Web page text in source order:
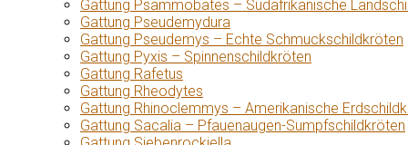
Gattung Psammobates – Südafrikanische
Gattung Pseudemydura
Gattung Pseudemys – Echte Schmuckschildkröten
Gattung Pyxis – Spinnenschildkröten
Gattung Rafetus
Gattung Rheodytes
Gattung Rhinoclemmys – Amerikanische
Gattung Sacalia – Pfauenaugen-Sumpfschildkröten